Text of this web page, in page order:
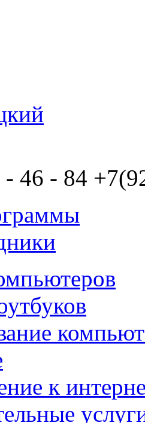
- 46 - 84
к